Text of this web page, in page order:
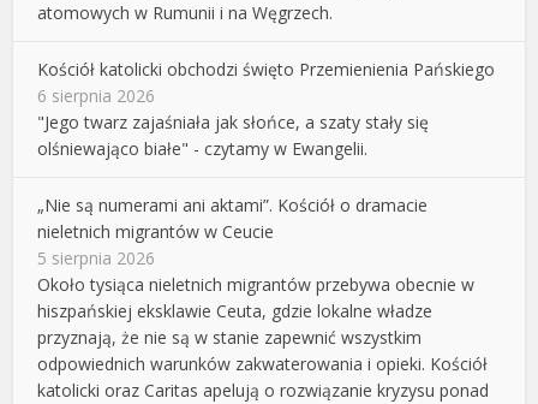
atomowych w Rumunii i na Węgrzech.
Kościół katolicki obchodzi święto Przemienienia Pańskiego
6 sierpnia 2026
"Jego twarz zajaśniała jak słońce, a szaty stały się
olśniewająco białe" - czytamy w Ewangelii.
„Nie są numerami ani aktami”. Kościół o dramacie
nieletnich migrantów w Ceucie
5 sierpnia 2026
Około tysiąca nieletnich migrantów przebywa obecnie w
hiszpańskiej eksklawie Ceuta, gdzie lokalne władze
przyznają, że nie są w stanie zapewnić wszystkim
odpowiednich warunków zakwaterowania i opieki. Kościół
katolicki oraz Caritas apelują o rozwiązanie kryzysu ponad